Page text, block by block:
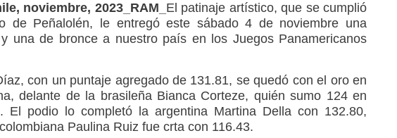
noviembre, 2023_RAM_ El patinaje artístico, que se cumplió
de Peñalolén, le entregó este sábado 4 de noviembre una
una de bronce a nuestro país en los Juegos Panamericanos
con un puntaje agregado de 131.81, se quedó con el oro en
delante de la brasileña Bianca Corteze, quién sumo 124 en
El podio lo completó la argentina Martina Della con 132.80,
Paulina Ruiz fue crta con 116.43.